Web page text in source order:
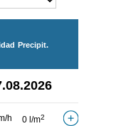
Precipit.
h 0 l/m2